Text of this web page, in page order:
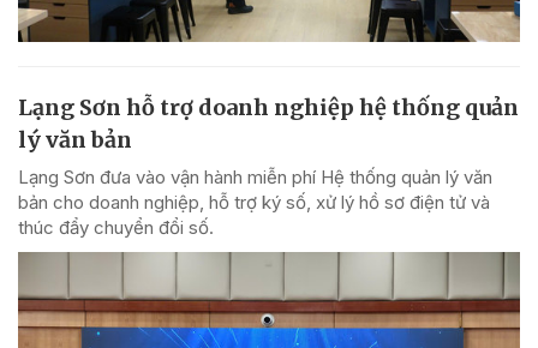
Lạng Sơn hỗ trợ doanh nghiệp hệ thống quản
lý văn bản
Lạng Sơn đưa vào vận hành miễn phí Hệ thống quản lý văn
bản cho doanh nghiệp, hỗ trợ ký số, xử lý hồ sơ điện tử và
thúc đẩy chuyển đổi số.